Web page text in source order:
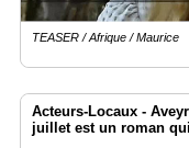
TEASER / Afrique / Maurice
Acteurs-Locaux -
juillet est un roman